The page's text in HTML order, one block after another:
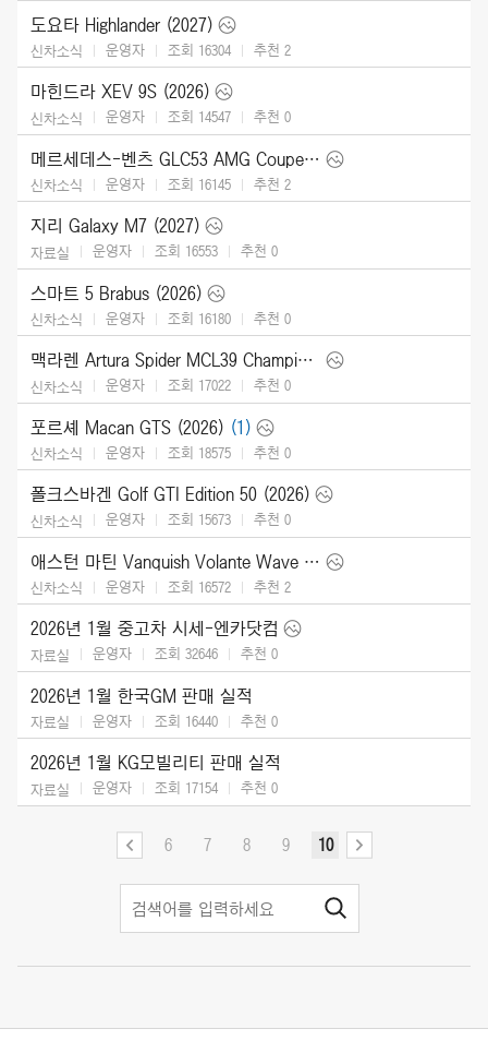
도요타 Highlander (2027)
신차소식 운영자 조회 16304 추천 2
마힌드라 XEV 9S (2026)
신차소식 운영자 조회 14547 추천 0
메르세데스-벤츠 GLC53 AMG Coupe (2027)
신차소식 운영자 조회 16145 추천 2
지리 Galaxy M7 (2027)
자료실 운영자 조회 16553 추천 0
스마트 5 Brabus (2026)
신차소식 운영자 조회 16180 추천 0
맥라렌 Artura Spider MCL39 Championship Edition (2026)
신차소식 운영자 조회 17022 추천 0
포르셰 Macan GTS (2026) (1)
신차소식 운영자 조회 18575 추천 0
폴크스바겐 Golf GTI Edition 50 (2026)
신차소식 운영자 조회 15673 추천 0
애스턴 마틴 Vanquish Volante Wave Edition (2026)
신차소식 운영자 조회 16572 추천 2
2026년 1월 중고차 시세-엔카닷컴
자료실 운영자 조회 32646 추천 0
2026년 1월 한국GM 판매 실적
자료실 운영자 조회 16440 추천 0
2026년 1월 KG모빌리티 판매 실적
자료실 운영자 조회 17154 추천 0
6 7 8 9 10